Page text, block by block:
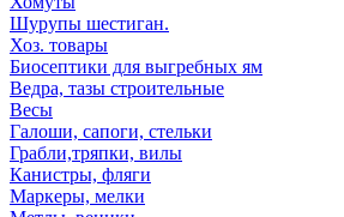
Шурупы шестиган.
Хоз. товары
Биосептики для выгребных ям
Ведра, тазы строительные
Весы
Галоши, сапоги, стельки
Грабли,тряпки, вилы
Канистры, фляги
Маркеры, мелки